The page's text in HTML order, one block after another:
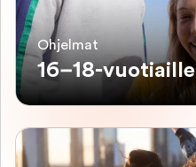
Ohjelmat
16–18-vuotiaille